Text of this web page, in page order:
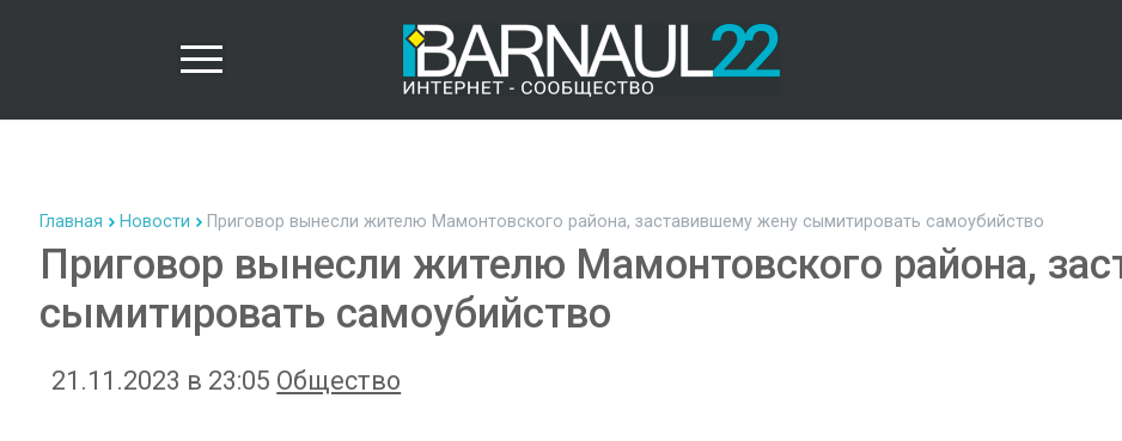
Главная Новости Приговор вынесли жителю Мамонтовского района, заставившему жену сымитировать самоубийство
Приговор вынесли жителю Мамонтовского района,
сымитировать самоубийство
21.11.2023 в 23:05 Общество